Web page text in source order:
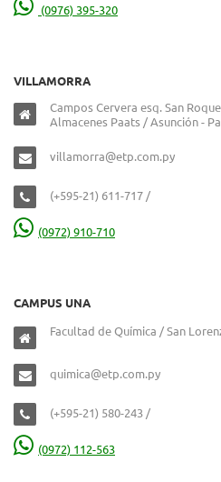
(0976) 395-320
VILLAMORRA
Campos Cervera esq. San
Almacenes Paats / Asunción -
villamorra@etp.com.py
(+595-21) 611-717 /
(0972) 910-710
CAMPUS UNA
Facultad de Química / San
quimica@etp.com.py
(+595-21) 580-243 /
(0972) 112-563